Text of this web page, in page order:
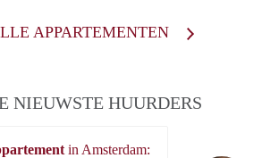
APPARTEMENTEN
NIEUWSTE HUURDERS
in Amsterdam: